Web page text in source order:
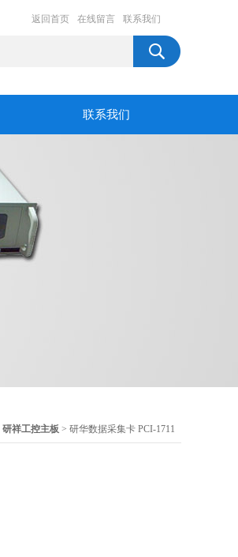
返回首页 在线留言 联系我们
联系我们
研祥工控主板 > 研华数据采集卡 PCI-1711